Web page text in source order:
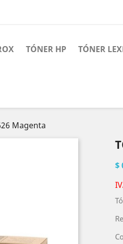
TÓNER HP TÓNER
Magenta
$